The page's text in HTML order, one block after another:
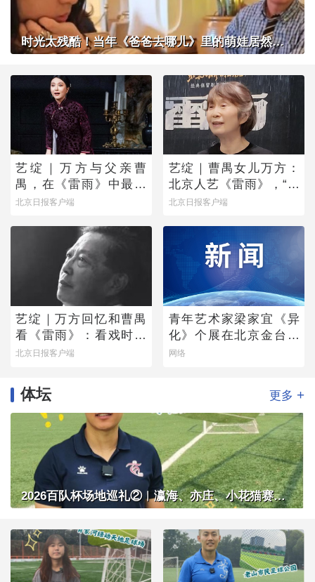
时光太残酷！当年《爸爸去哪儿》里的萌娃居然长成了这样？
艺绽｜万方与父亲曹
禺，在《雷雨》中最爱
蘩漪
北京日报客户端
艺绽｜曹禺女儿万方：
北京人艺《雷雨》，“是
它原生的样子”
北京日报客户端
艺绽｜万方回忆和曹禺
看《雷雨》：看戏时吓
哭，被父亲“抄”出剧场
北京日报客户端
青年艺术家梁家宜《异
化》个展在北京金台艺
术馆启幕：以先锋艺术
网络
体坛 更多 +
2026百队杯场地巡礼②︱瀛海、亦庄、小花猫赛区将承办多组别百队杯比赛